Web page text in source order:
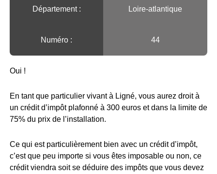
Département : Loire-atlantique
Numéro : 44
Oui !
En tant que particulier vivant à Ligné, vous aurez droit à
un crédit d’impôt plafonné à 300 euros et dans la limite de
75% du prix de l’installation.
Ce qui est particulièrement bien avec un crédit d’impôt,
c’est que peu importe si vous êtes imposable ou non, ce
crédit viendra soit se déduire des impôts que vous devez